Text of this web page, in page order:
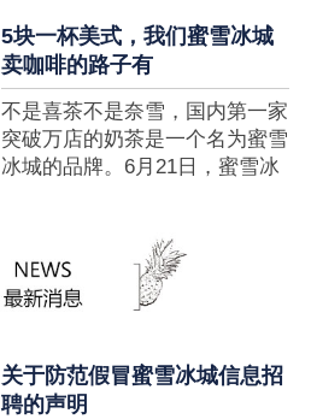
了，这个连名字都没怎么听过的
奶茶店，怎么就悄咪咪地开了这
么多家了？ 也许大家对
5000 家店是什么量级没什么概
念，我来给对....
5块一杯美式，我们蜜雪冰城
卖咖啡的路子有
不是喜茶不是奈雪，国内第一家
突破万店的奶茶是一个名为蜜雪
冰城的品牌。6月21日，蜜雪冰
家，买多少送多少”的横幅，这
个自1997年开始营业的街边奶
茶店正逐渐展露它的锋芒。不过
关于防范假冒蜜雪冰城信息招
聘的声明